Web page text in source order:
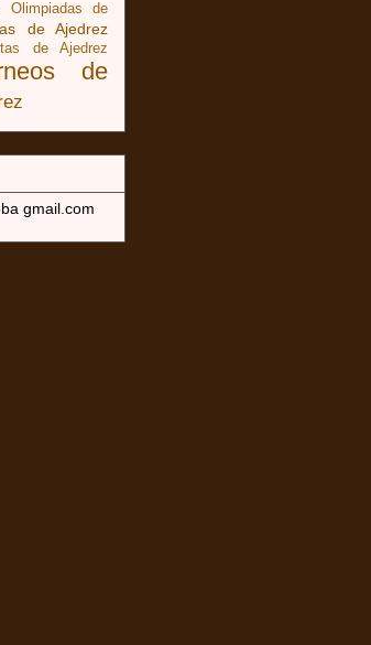
Olimpiadas de
de Ajedrez
de Ajedrez
de
gmail.com